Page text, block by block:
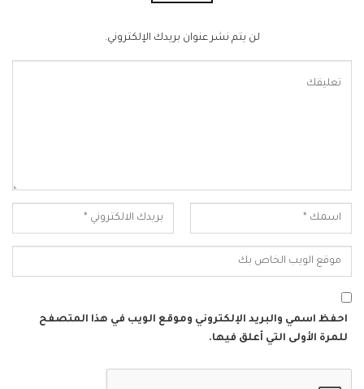
لن يتم نشر عنوان بريدك الإلكتروني.
احفظ اسمي والبريد الإلكتروني وموقع الويب في هذا المتصفح
للمرة الأولى التي أعلق فيها.